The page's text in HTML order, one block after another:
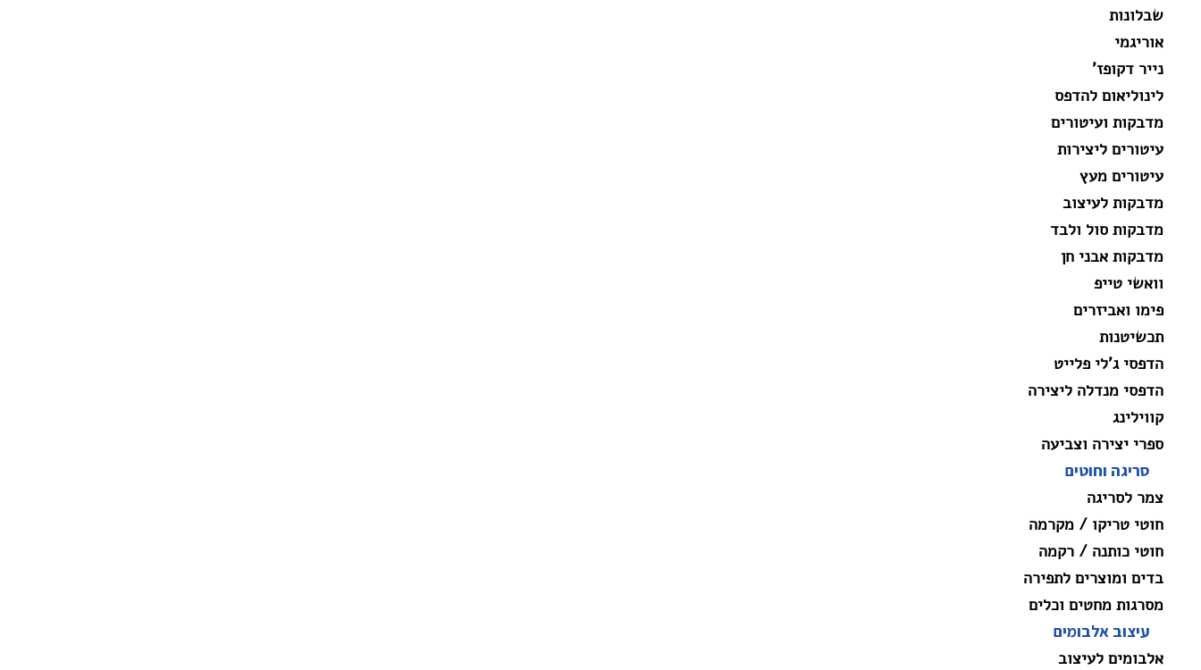
שבלונות
אוריגמי
נייר דקופז'
לינוליאום להדפס
מדבקות ועיטורים
עיטורים ליצירות
עיטורים מעץ
מדבקות לעיצוב
מדבקות סול ולבד
מדבקות אבני חן
וואשי טייפ
פימו ואביזרים
תכשיטנות
הדפסי ג'לי פלייט
הדפסי מנדלה ליצירה
קווילינג
ספרי יצירה וצביעה
סריגה וחוטים
צמר לסריגה
חוטי טריקו / מקרמה
חוטי כותנה / רקמה
בדים ומוצרים לתפירה
מסרגות מחטים וכלים
עיצוב אלבומים
אלבומים לעיצוב